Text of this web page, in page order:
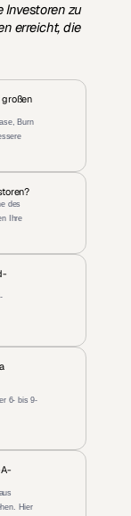
Investoren zu
erreicht, die
Burn
des
Ihre
6- bis 9-
Hier